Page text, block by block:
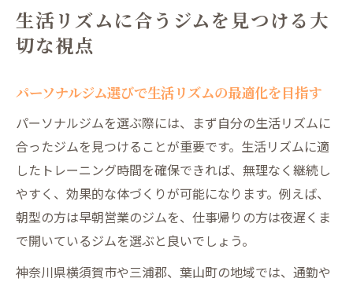
生活リズムに合うジムを見つける大
切な視点
パーソナルジム選びで生活リズムの最適化を目指す
パーソナルジムを選ぶ際には、まず自分の生活リズムに
合ったジムを見つけることが重要です。生活リズムに適
したトレーニング時間を確保できれば、無理なく継続し
やすく、効果的な体づくりが可能になります。例えば、
朝型の方は早朝営業のジムを、仕事帰りの方は夜遅くま
で開いているジムを選ぶと良いでしょう。
神奈川県横須賀市や三浦郡、葉山町の地域では、通勤や